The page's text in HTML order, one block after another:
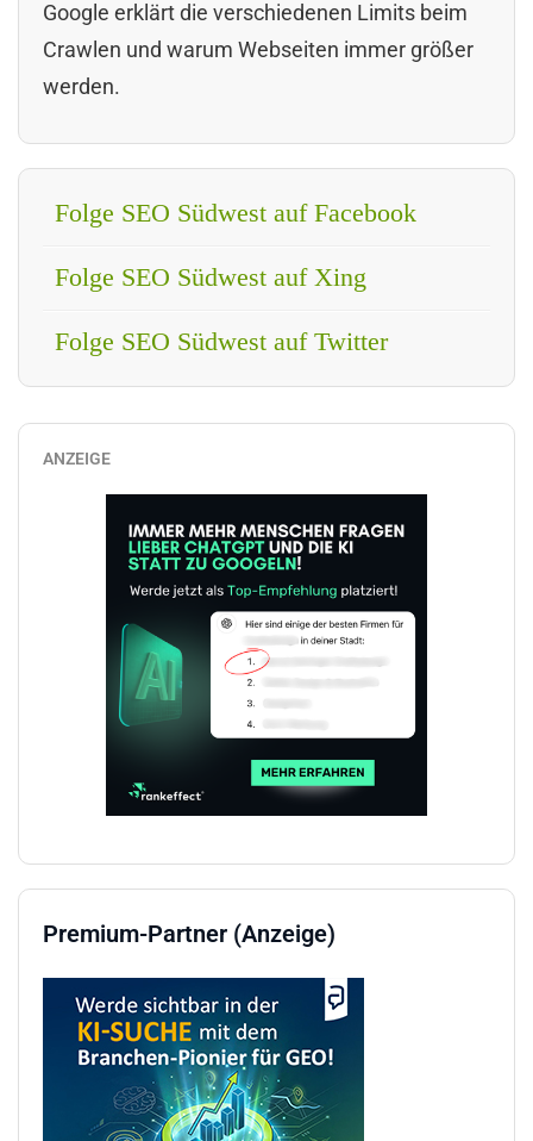
Google erklärt die verschiedenen Limits beim
Crawlen und warum Webseiten immer größer
werden.
Folge SEO Südwest auf Facebook
Folge SEO Südwest auf Xing
Folge SEO Südwest auf Twitter
ANZEIGE
Premium-Partner (Anzeige)